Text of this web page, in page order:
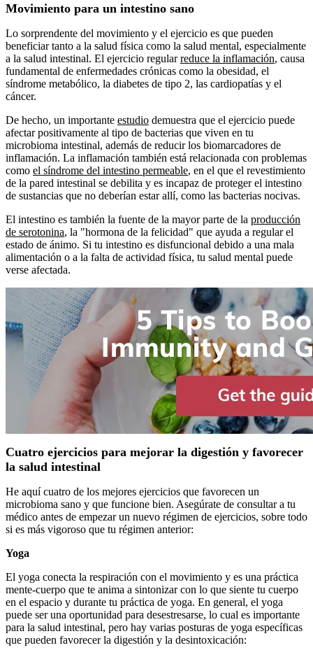
Movimiento para un intestino sano
Lo sorprendente del movimiento y el ejercicio es que pueden
beneficiar tanto a la salud física como la salud mental, especialmente
a la salud intestinal. El ejercicio regularreduce la inflamación, causa
fundamental de enfermedades crónicas como la obesidad, el
síndrome metabólico, la diabetes de tipo 2, las cardiopatías y el
cáncer.
De hecho, un importante estudio demuestra que el ejercicio puede
afectar positivamente al tipo de bacterias que viven en tu
microbioma intestinal, además de reducir los biomarcadores de
inflamación. La inflamación también está relacionada con problemas
como el síndrome del intestino permeable, en el que el revestimiento
de la pared intestinal se debilita y es incapaz de proteger el intestino
de sustancias que no deberían estar allí, como las bacterias nocivas.
El intestino es también la fuente de la mayor parte de la producción
de serotonina, la "hormona de la felicidad" que ayuda a regular el
estado de ánimo. Si tu intestino es disfuncional debido a una mala
alimentación o a la falta de actividad física, tu salud mental puede
verse afectada.
Cuatro ejercicios para mejorar la digestión y favorecer
la salud intestinal
He aquí cuatro de los mejores ejercicios que favorecen un
microbioma sano y que funcione bien. Asegúrate de consultar a tu
médico antes de empezar un nuevo régimen de ejercicios, sobre todo
si es más vigoroso que tu régimen anterior:
Yoga
El yoga conecta la respiración con el movimiento y es una práctica
mente-cuerpo que te anima a sintonizar con lo que siente tu cuerpo
en el espacio y durante tu práctica de yoga. En general, el yoga
puede ser una oportunidad para desestresarse, lo cual es importante
para la salud intestinal, pero hay varias posturas de yoga específicas
que pueden favorecer la digestión y la desintoxicación: